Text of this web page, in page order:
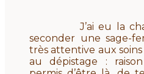
J’ai eu la
seconder une sage-
très attentive aux
au dépistage :